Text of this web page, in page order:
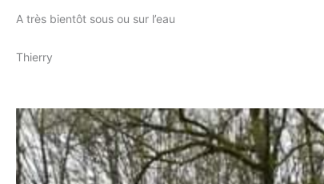
A très bientôt sous ou sur l’eau
Thierry